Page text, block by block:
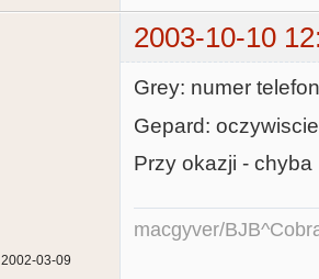
2003-10-10
2002-03-09
Grey: numer
Gepard:
Przy okazji -
macgyver/